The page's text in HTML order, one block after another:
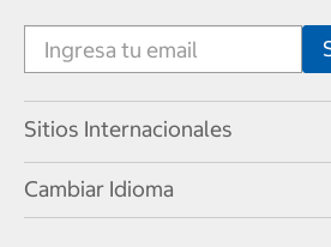
Sitios Internacionales
Cambiar Idioma